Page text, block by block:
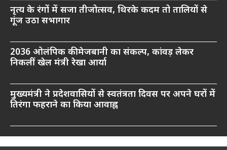
नृत्य के रंगों में सजा तीजोत्सव, थिरके कदम तो तालियों से
गूंज उठा सभागार
2036 ओलंपिक की मेजबानी का संकल्प, कांवड़ लेकर
निकलीं खेल मंत्री रेखा आर्या
मुख्यमंत्री ने प्रदेशवासियों से स्वतंत्रता दिवस पर अपने घरों में
तिरंगा फहराने का किया आवाह्न